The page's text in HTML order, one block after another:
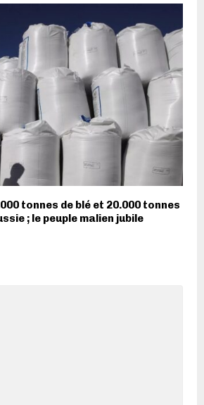
tonnes de blé et 20.000 tonnes
; le peuple malien jubile